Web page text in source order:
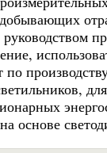
основе